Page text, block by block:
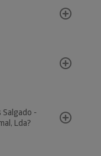
Salgado -
Lda?